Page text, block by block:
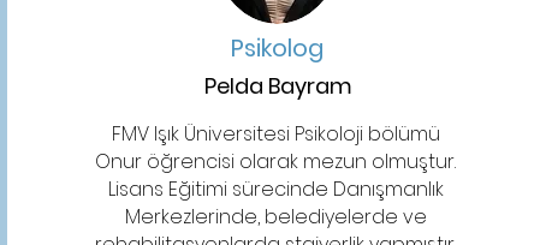
Psikolog
Pelda Bayram
FMV Işık Üniversitesi Psikoloji bölümü
Onur öğrencisi olarak mezun olmuştur.
Lisans Eğitimi sürecinde Danışmanlık
Merkezlerinde, belediyelerde ve